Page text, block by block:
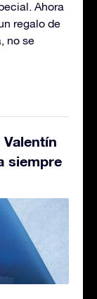
Ahora
regalo de
no se
siempre